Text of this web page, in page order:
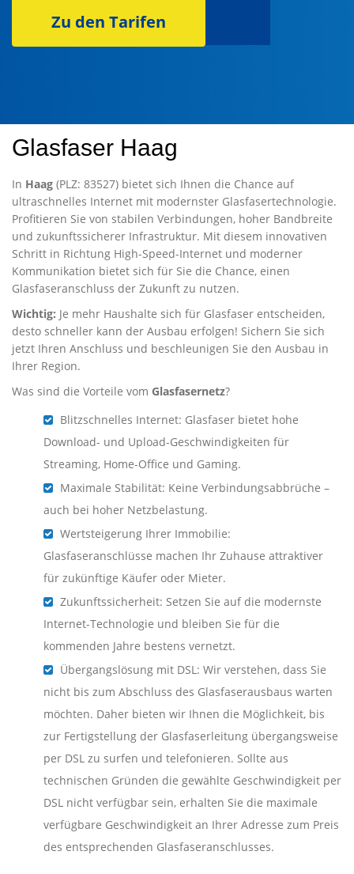
Zu den Tarifen
Glasfaser Haag
In Haag (PLZ: 83527) bietet sich Ihnen die Chance auf
ultraschnelles Internet mit modernster Glasfasertechnologie.
Profitieren Sie von stabilen Verbindungen, hoher Bandbreite
und zukunftssicherer Infrastruktur. Mit diesem innovativen
Schritt in Richtung High-Speed-Internet und moderner
Kommunikation bietet sich für Sie die Chance, einen
Glasfaseranschluss der Zukunft zu nutzen.
Wichtig: Je mehr Haushalte sich für Glasfaser entscheiden,
desto schneller kann der Ausbau erfolgen! Sichern Sie sich
jetzt Ihren Anschluss und beschleunigen Sie den Ausbau in
Ihrer Region.
Was sind die Vorteile vom Glasfasernetz?
Blitzschnelles Internet: Glasfaser bietet hohe
Download- und Upload-Geschwindigkeiten für
Streaming, Home-Office und Gaming.
Maximale Stabilität: Keine Verbindungsabbrüche –
auch bei hoher Netzbelastung.
Wertsteigerung Ihrer Immobilie:
Glasfaseranschlüsse machen Ihr Zuhause attraktiver
für zukünftige Käufer oder Mieter.
Zukunftssicherheit: Setzen Sie auf die modernste
Internet-Technologie und bleiben Sie für die
kommenden Jahre bestens vernetzt.
Übergangslösung mit DSL: Wir verstehen, dass Sie
nicht bis zum Abschluss des Glasfaserausbaus warten
möchten. Daher bieten wir Ihnen die Möglichkeit, bis
zur Fertigstellung der Glasfaserleitung übergangsweise
per DSL zu surfen und telefonieren. Sollte aus
technischen Gründen die gewählte Geschwindigkeit per
DSL nicht verfügbar sein, erhalten Sie die maximale
verfügbare Geschwindigkeit an Ihrer Adresse zum Preis
des entsprechenden Glasfaseranschlusses.